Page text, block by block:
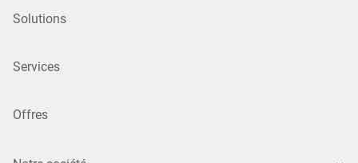
Solutions
Services
Offres